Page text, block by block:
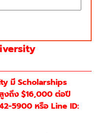
มี Scholarships
ถึง $16,000 ต่อปี
5900 หรือ Line ID: